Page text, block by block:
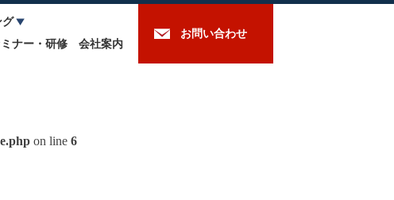
お問い合わせ
グ
ナー・研修 会社案内
on line 6